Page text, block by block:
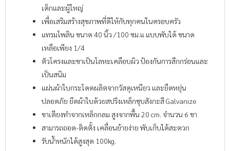
เด็กและผู้ใหญ่
เพื่อเสริมสร้างสุขภาพที่ดีให้กับทุกคนในครอบครัว
แทรมโพลิน ขนาด 40 นิ้ว /100 ซม.แ แบบพับได้ ขนาด
เหลือเพียง 1/4
ตัวโครงและขาเป็นโลหะเคลือบผิว ป้องกันการสึกกร่อนและ
เป็นสนิม
แผ่นผ้าใบกระโดดผลิตจากวัสดุเหนียว และยืดหยุ่น
ปลอดภัย ยึดผ้าใบด้วยสปริงเหล็กชุบสังกะสี Galvanize
ขาเตียงทำจากเหล็กกลม สูงจากพื้น 20 cm. จำนวน 6 ขา
สามารถถอด-ติดตั้ง เคลื่อนย้ายง่าย พับเก็บได้สะดวก
รับน้ำหนักได้สูงสุด 100kg.